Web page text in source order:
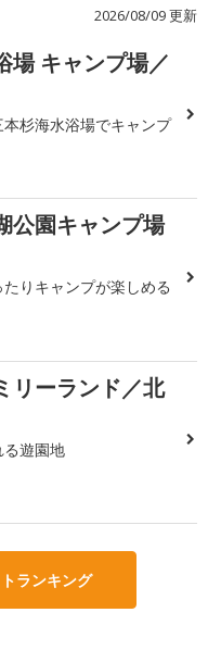
2026/08/09 更新
場 キャンプ場／
杉海水浴場でキャンプ
公園キャンプ場
りキャンプが楽しめる
リーランド／北
遊園地
ランキング